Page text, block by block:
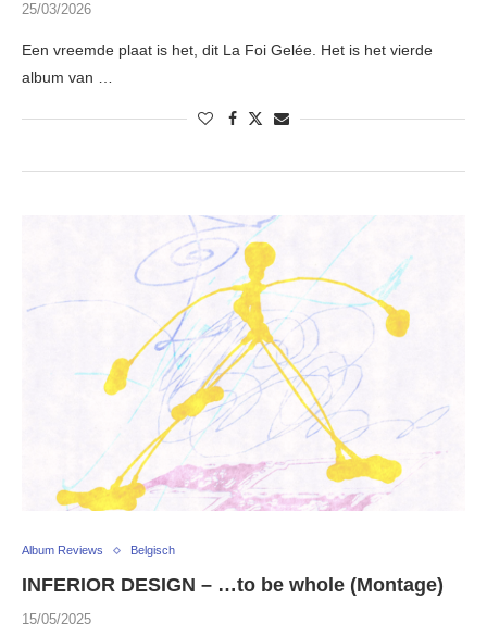
25/03/2026
Een vreemde plaat is het, dit La Foi Gelée. Het is het vierde
album van …
Album Reviews Belgisch
INFERIOR DESIGN – …to be whole (Montage)
15/05/2025